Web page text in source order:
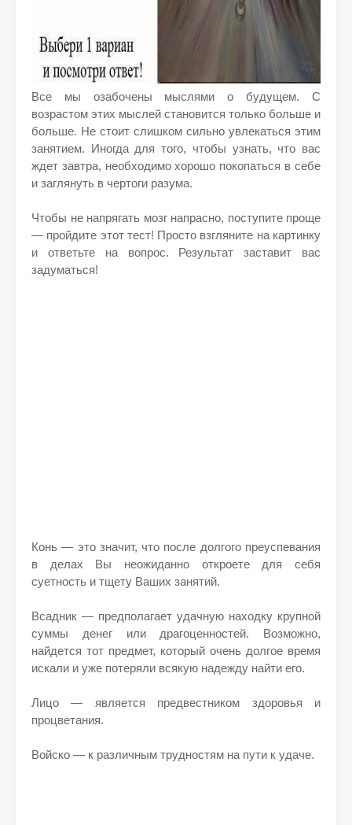
Все мы озабочены мыслями о будущем. С
возрастом этих мыслей становится только больше и
больше. Не стоит слишком сильно увлекаться этим
занятием. Иногда для того, чтобы узнать, что вас
ждет завтра, необходимо хорошо покопаться в себе
и заглянуть в чертоги разума.
Чтобы не напрягать мозг напрасно, поступите проще
— пройдите этот тест! Просто взгляните на картинку
и ответьте на вопрос. Результат заставит вас
задуматься!
Конь — это значит, что после долгого преуспевания
в делах Вы неожиданно откроете для себя
суетность и тщету Ваших занятий.
Всадник — предполагает удачную находку крупной
суммы денег или драгоценностей. Возможно,
найдется тот предмет, который очень долгое время
искали и уже потеряли всякую надежду найти его.
Лицо — является предвестником здоровья и
процветания.
Войско — к различным трудностям на пути к удаче.